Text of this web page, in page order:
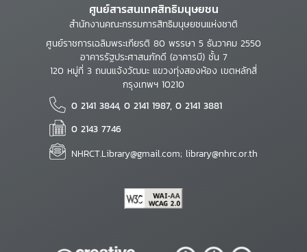
ศูนย์สารสนเทศสิทธิมนุษยชน
สำนักงานคณะกรรมการสิทธิมนุษยชนแห่งชาติ
ศูนย์ราชการเฉลิมพระเกียรติ 80 พรรษา 5 ธันวาคม 2550
อาคารรัฐประศาสนภักดี (อาคารบี) ชั้น 7
120 หมู่ที่ 3 ถนนแจ้งวัฒนะ แขวงทุ่งสองห้อง เขตหลักสี่
กรุงเทพฯ 10210
0 2141 3844, 0 2141 1987, 0 2141 3881
0 2143 7746
NHRCT.Library@gmail.com; library@nhrc.or.th